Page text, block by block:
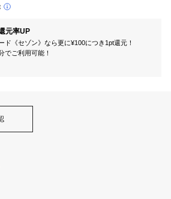
元率UP
ド《セゾン》なら更に¥100につき1pt還元！
でご利用可能！